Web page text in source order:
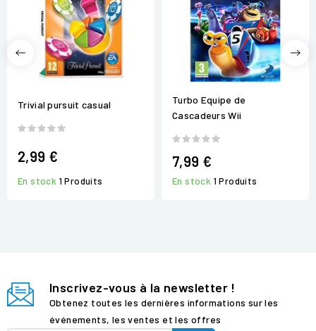
Trivial pursuit casual
2,99 €
En stock 1 Produits
Turbo Equipe de
Cascadeurs Wii
7,99 €
En stock 1 Produits
Inscrivez-vous à la newsletter !
Obtenez toutes les dernières informations sur les
événements, les ventes et les offres